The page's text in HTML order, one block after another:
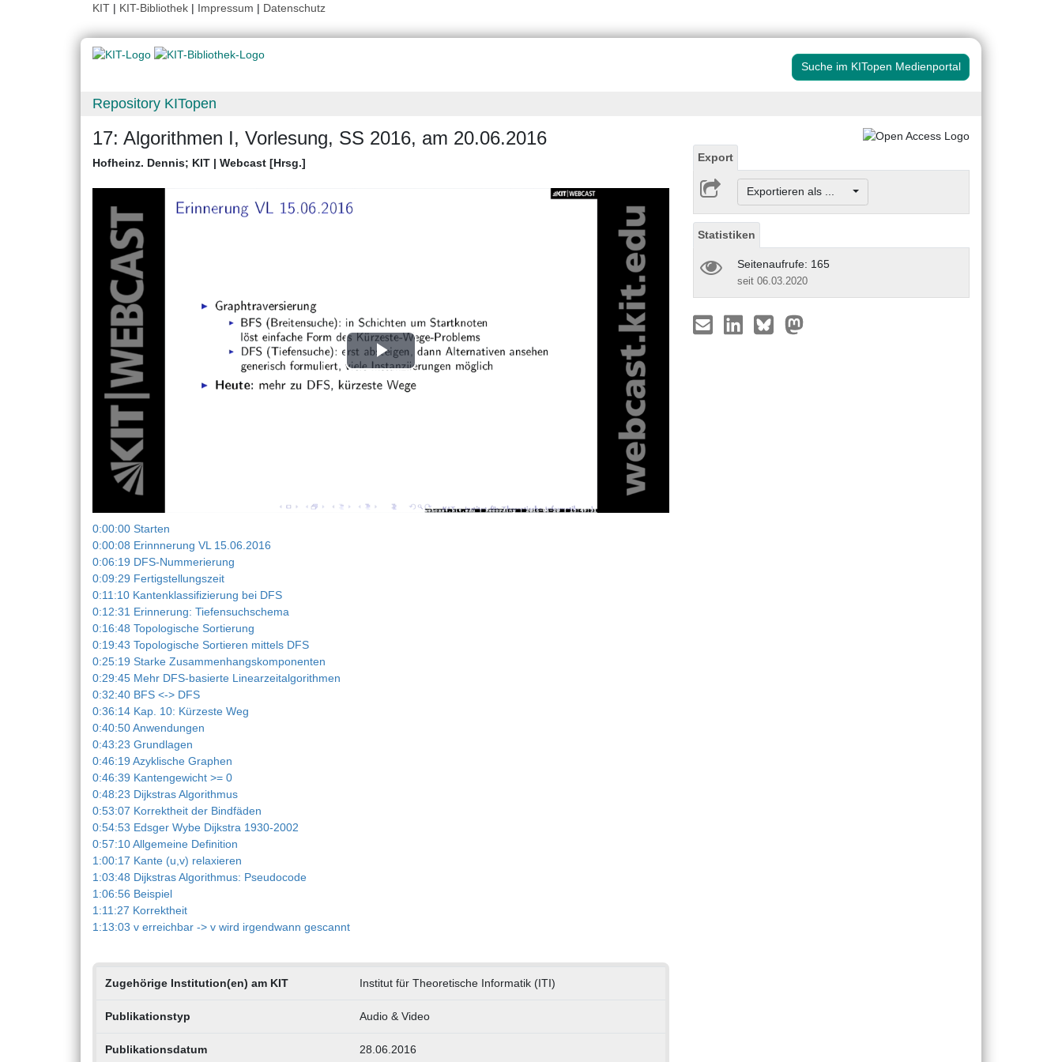
KIT | KIT-Bibliothek | Impressum | Datenschutz
Suche im KITopen Medienportal
Repository KITopen
17: Algorithmen I, Vorlesung, SS 2016, am 20.06.2016
Hofheinz. Dennis; KIT | Webcast [Hrsg.]
Play
0:00:00 Starten
0:00:08 Erinnnerung VL 15.06.2016
0:06:19 DFS-Nummerierung
0:09:29 Fertigstellungszeit
0:11:10 Kantenklassifizierung bei DFS
0:12:31 Erinnerung: Tiefensuchschema
0:16:48 Topologische Sortierung
0:19:43 Topologische Sortieren mittels DFS
0:25:19 Starke Zusammenhangskomponenten
0:29:45 Mehr DFS-basierte Linearzeitalgorithmen
0:32:40 BFS <-> DFS
0:36:14 Kap. 10: Kürzeste Weg
0:40:50 Anwendungen
0:43:23 Grundlagen
0:46:19 Azyklische Graphen
0:46:39 Kantengewicht >= 0
0:48:23 Dijkstras Algorithmus
0:53:07 Korrektheit der Bindfäden
0:54:53 Edsger Wybe Dijkstra 1930-2002
0:57:10 Allgemeine Definition
1:00:17 Kante (u,v) relaxieren
1:03:48 Dijkstras Algorithmus: Pseudocode
1:06:56 Beispiel
1:11:27 Korrektheit
1:13:03 v erreichbar -> v wird irgendwann gescannt
Zugehörige Institution(en) am KIT Institut für Theoretische Informatik (ITI)
Publikationstyp Audio & Video
Publikationsdatum 28.06.2016
Export
Exportieren als ...
Statistiken
Seitenaufrufe: 165
seit 06.03.2020